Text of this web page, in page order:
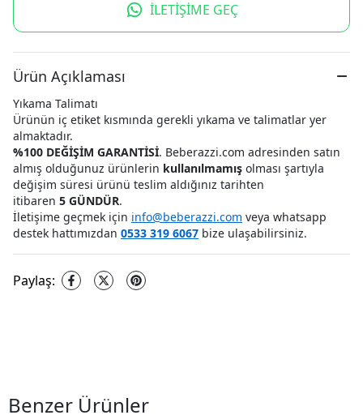
İLETİŞİME GEÇ
Ürün Açıklaması
Yıkama Talimatı
Ürünün iç etiket kısmında gerekli yıkama ve talimatlar yer
almaktadır.
%100 DEĞİŞİM GARANTİSİ. Beberazzi.com adresinden satın
almış olduğunuz ürünlerin kullanılmamış olması şartıyla
değişim süresi ürünü teslim aldığınız tarihten
itibaren 5 GÜNDÜR.
İletişime geçmek için info@beberazzi.com veya whatsapp
destek hattımızdan 0533 319 6067 bize ulaşabilirsiniz.
Paylaş:
Benzer Ürünler